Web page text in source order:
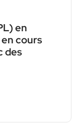
en
cours
des